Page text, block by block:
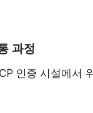
과정
인증 시설에서